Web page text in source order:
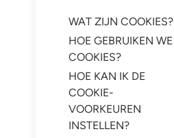
WAT ZIJN COOKIES?
HOE GEBRUIKEN WE
COOKIES?
HOE KAN IK DE
COOKIE-
VOORKEUREN
INSTELLEN?